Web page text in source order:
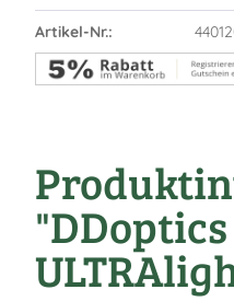
Artikel-Nr.: